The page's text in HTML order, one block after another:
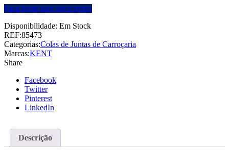
Faça login para ver o preço
Disponibilidade: Em Stock
REF:85473
Categorias:Colas de Juntas de Carroçaria
Marcas:KENT
Share
Facebook
Twitter
Pinterest
LinkedIn
Descrição